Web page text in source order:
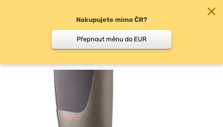
Nakupujete mimo ČR?
Přepnout měnu do EUR